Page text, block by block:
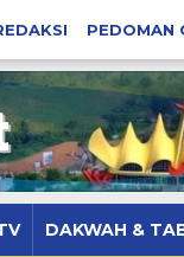
PEDOMAN
DAKWAH &